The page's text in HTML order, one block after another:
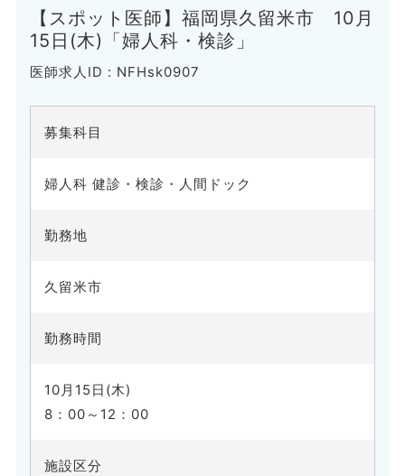
【スポット医師】福岡県久留米市 10月
15日(木)「婦人科・検診」
医師求人ID : NFHsk0907
募集科目
婦人科 健診・検診・人間ドック
勤務地
久留米市
勤務時間
10月15日(木)
8：00～12：00
施設区分